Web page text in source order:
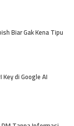
Biar Gak Kena Tipu
di Google AI